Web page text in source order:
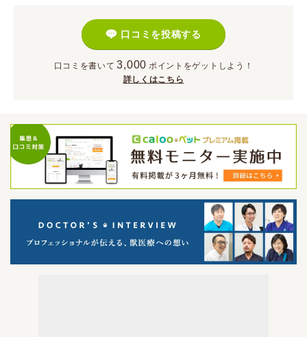
口コミを投稿する
口コミを書いて 3,000 ポイント をゲットしよう！
詳しくはこちら